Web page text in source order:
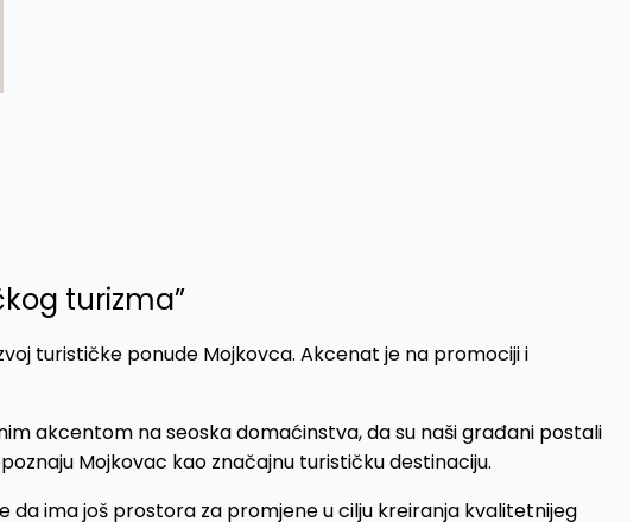
turizma”
turističke ponude Mojkovca. Akcenat je na promociji i
akcentom na seoska domaćinstva, da su naši građani postali
Mojkovac kao značajnu turističku destinaciju.
da ima još prostora za promjene u cilju kreiranja kvalitetnijeg